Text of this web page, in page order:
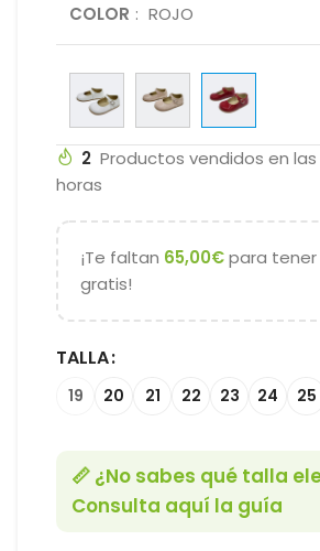
COLOR : ROJO
2 Productos vendidos en
horas
¡Te faltan 65,00€para tener
gratis!
TALLA
19 20 21 22 23 24 25
📏 ¿No sabes qué talla
Consulta aquí la guía